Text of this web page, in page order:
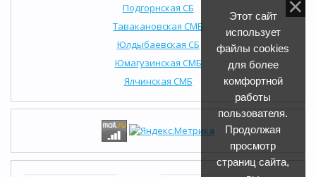
Подгорнская СБ
Тавакановская СМБ
Юлдыбаевская СБ
Юмагузинская СМБ
Ялчинская СМБ
Этот сайт
использует
файлы cookies
для более
комфортной
работы
пользователя.
Продолжая
просмотр
страниц сайта,